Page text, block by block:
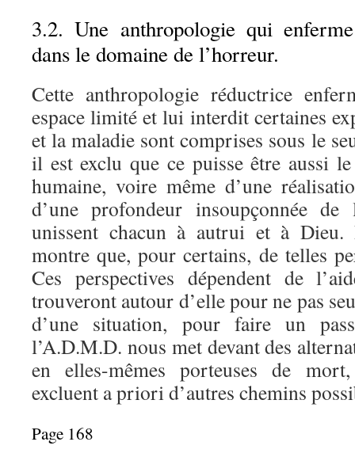
3.2. Une anthropologie qui
dans le domaine de l’horreur.
Cette anthropologie réductrice
espace limité et lui interdit certaines
et la maladie sont comprises sous le
il est exclu que ce puisse être aussi
humaine, voire même d’une
d’une profondeur insoupçonnée
unissent chacun à autrui et à Dieu.
montre que, pour certains, de telles
Ces perspectives dépendent de
trouveront autour d’elle pour ne pas
d’une situation, pour faire un
l’A.D.M.D. nous met devant des
en elles-mêmes porteuses de
excluent a priori d’autres chemins
Page 168